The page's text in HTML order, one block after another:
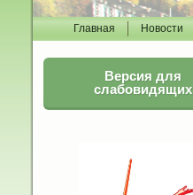
Главная Новости
Версия для
слабовидящих